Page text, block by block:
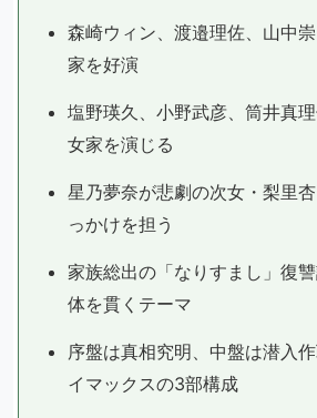
森崎ウィン、渡邉理佐、山中
家を好演
塩野瑛久、小野武彦、筒井真
女家を演じる
星乃夢奈が悲劇の次女・梨里
っかけを担う
家族総出の「なりすまし」復
体を貫くテーマ
序盤は真相究明、中盤は潜入
イマックスの3部構成